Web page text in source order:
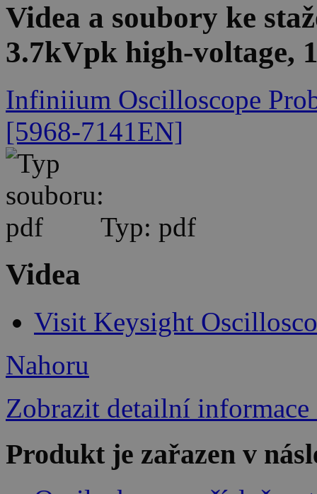
Videa a soubory ke
3.7kVpk high-voltage,
Infiniium Oscilloscope
[5968-7141EN]
Typ: pdf
Videa
Visit Keysight
Nahoru
Zobrazit detailní informace
Produkt je zařazen v